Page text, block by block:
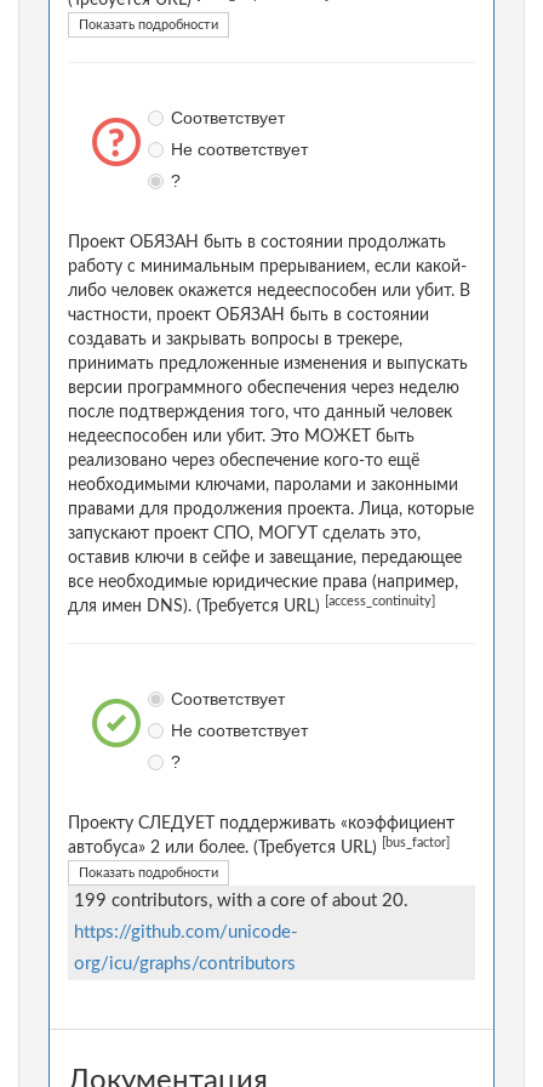
Показать подробности
Соответствует
Не соответствует
?
Проект ОБЯЗАН быть в состоянии продолжать
работу с минимальным прерыванием, если какой-
либо человек окажется недееспособен или убит. В
частности, проект ОБЯЗАН быть в состоянии
создавать и закрывать вопросы в трекере,
принимать предложенные изменения и выпускать
версии программного обеспечения через неделю
после подтверждения того, что данный человек
недееспособен или убит. Это МОЖЕТ быть
реализовано через обеспечение кого-то ещё
необходимыми ключами, паролами и законными
правами для продолжения проекта. Лица, которые
запускают проект СПО, МОГУТ сделать это,
оставив ключи в сейфе и завещание, передающее
все необходимые юридические права (например,
для имен DNS). (Требуется URL)
[access_continuity]
Соответствует
Не соответствует
?
Проекту СЛЕДУЕТ поддерживать «коэффициент
автобуса» 2 или более. (Требуется URL)
[bus_factor]
Показать подробности
199 contributors, with a core of about 20.
https://github.com/unicode-
org/icu/graphs/contributors